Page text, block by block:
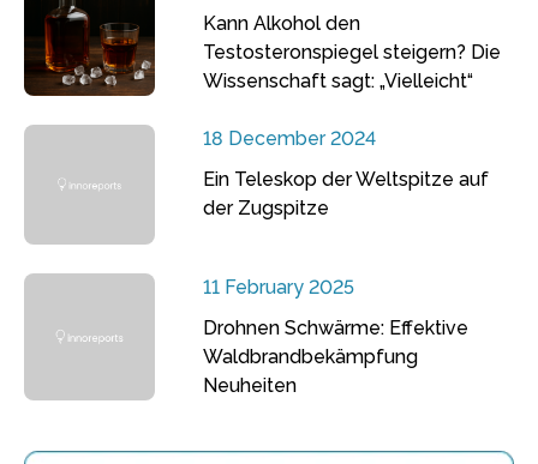
Kann Alkohol den
Testosteronspiegel steigern? Die
Wissenschaft sagt: „Vielleicht“
18 December 2024
Ein Teleskop der Weltspitze auf
der Zugspitze
11 February 2025
Drohnen Schwärme: Effektive
Waldbrandbekämpfung
Neuheiten